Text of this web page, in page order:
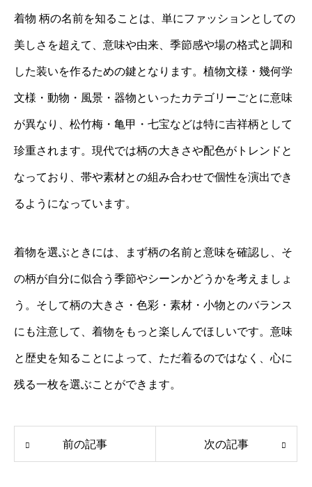
着物 柄の名前を知ることは、単にファッションとしての
美しさを超えて、意味や由来、季節感や場の格式と調和
した装いを作るための鍵となります。植物文様・幾何学
文様・動物・風景・器物といったカテゴリーごとに意味
が異なり、松竹梅・亀甲・七宝などは特に吉祥柄として
珍重されます。現代では柄の大きさや配色がトレンドと
なっており、帯や素材との組み合わせで個性を演出でき
るようになっています。
着物を選ぶときには、まず柄の名前と意味を確認し、そ
の柄が自分に似合う季節やシーンかどうかを考えましょ
う。そして柄の大きさ・色彩・素材・小物とのバランス
にも注意して、着物をもっと楽しんでほしいです。意味
と歴史を知ることによって、ただ着るのではなく、心に
残る一枚を選ぶことができます。
前の記事 次の記事